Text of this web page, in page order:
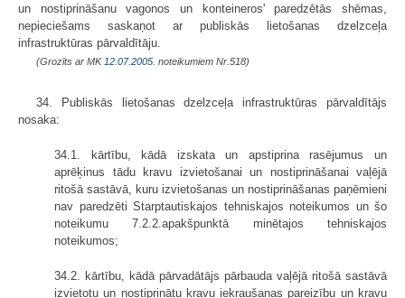
un nostiprināšanu vagonos un konteineros' paredzētās shēmas,
nepieciešams saskaņot ar publiskās lietošanas dzelzceļa
infrastruktūras pārvaldītāju.
(Grozīts ar MK 12.07.2005. noteikumiem Nr.518)
34. Publiskās lietošanas dzelzceļa infrastruktūras pārvaldītājs
nosaka:
34.1. kārtību, kādā izskata un apstiprina rasējumus un
aprēķinus tādu kravu izvietošanai un nostiprināšanai vaļējā
ritošā sastāvā, kuru izvietošanas un nostiprināšanas paņēmieni
nav paredzēti Starptautiskajos tehniskajos noteikumos un šo
noteikumu 7.2.2.apakšpunktā minētajos tehniskajos
noteikumos;
34.2. kārtību, kādā pārvadātājs pārbauda vaļējā ritošā sastāvā
izvietotu un nostiprinātu kravu iekraušanas pareizību un kravu